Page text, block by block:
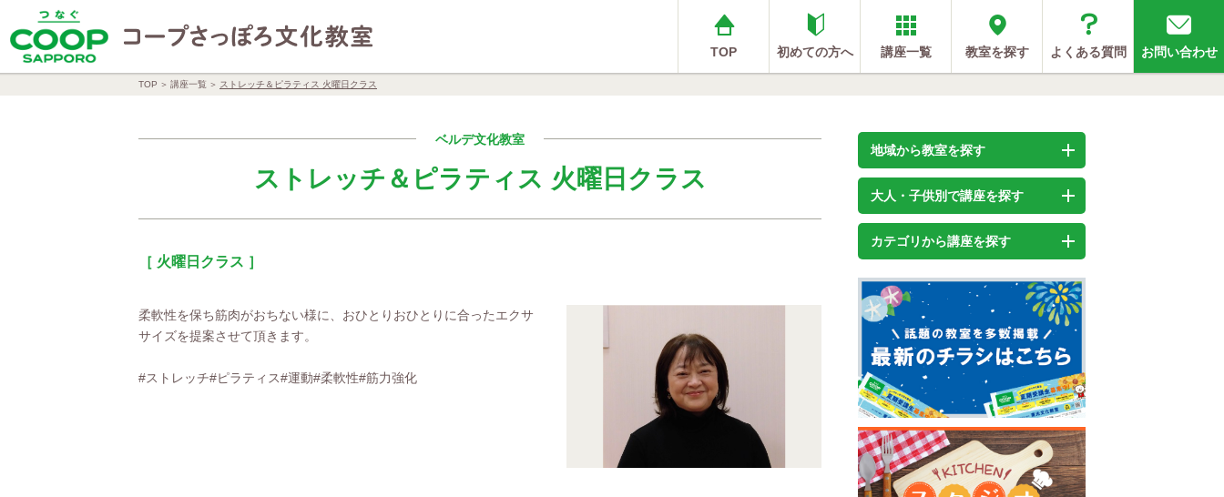
TOP 初めての方へ 講座一覧 教室を探す よくある質問 お問い合わせ
TOP 講座一覧 ストレッチ＆ピラティス 火曜日クラス
ベルデ文化教室
ストレッチ＆ピラティス 火曜日クラス
［ 火曜日クラス ］
柔軟性を保ち筋肉がおちない様に、おひとりおひとりに合ったエクサ
サイズを提案させて頂きます。
#ストレッチ#ピラティス#運動#柔軟性#筋力強化
地域から教室を探す
大人・子供別で講座を探す
カテゴリから講座を探す